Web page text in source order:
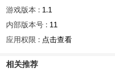
游戏版本 : 1.1
内部版本号 : 11
应用权限 : 点击查看
相关推荐